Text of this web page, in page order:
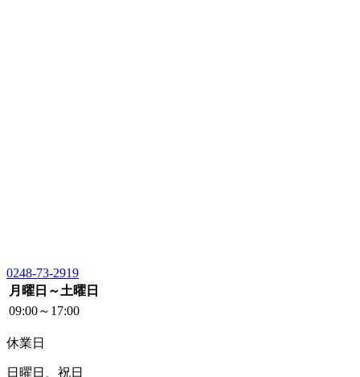
0248-73-2919
月曜日～土曜日
09:00～17:00
休業日
日曜日、祝日